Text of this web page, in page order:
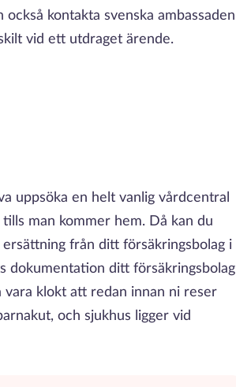
kontakta svenska ambassaden
vid ett utdraget ärende.
uppsöka en helt vanlig vårdcentral
man kommer hem. Då kan du
från ditt försäkringsbolag i
dokumentation ditt försäkringsbolag
klokt att redan innan ni reser
och sjukhus ligger vid